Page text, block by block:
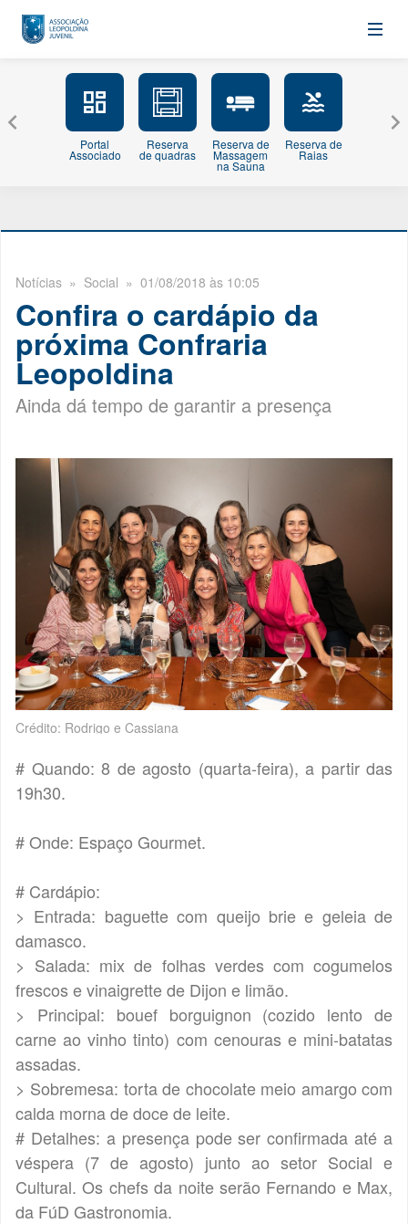
Portal
Associado
Reserva
de quadras
Reserva de
Massagem
na Sauna
Reserva de
Raias
Notícias » Social » 01/08/2018 às 10:05
Confira o cardápio da
próxima Confraria
Leopoldina
Ainda dá tempo de garantir a presença
Crédito: Rodrigo e Cassiana
# Quando: 8 de agosto (quarta-feira), a partir das
19h30.
# Onde: Espaço Gourmet.
# Cardápio:
> Entrada: baguette com queijo brie e geleia de
damasco.
> Salada: mix de folhas verdes com cogumelos
frescos e vinaigrette de Dijon e limão.
> Principal: bouef borguignon (cozido lento de
carne ao vinho tinto) com cenouras e mini-batatas
assadas.
> Sobremesa: torta de chocolate meio amargo com
calda morna de doce de leite.
# Detalhes: a presença pode ser confirmada até a
véspera (7 de agosto) junto ao setor Social e
Cultural. Os chefs da noite serão Fernando e Max,
da FúD Gastronomia.